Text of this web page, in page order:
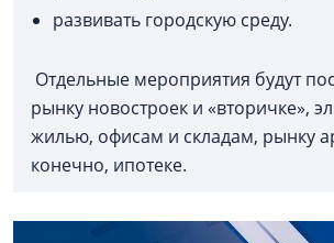
развивать городскую среду.
Отдельные мероприятия будут
рынку новостроек и «вторичке»,
жилью, офисам и складам, рынку
конечно, ипотеке.